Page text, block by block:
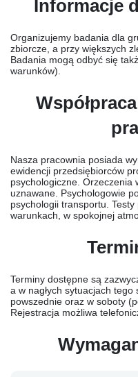
Informacje
Organizujemy badania dla
zbiorcze, a przy większych
Badania mogą odbyć się
warunków).
Nasza pracownia posiada
ewidencji przedsiębiorców
psychologiczne. Orzeczenia
uznawane. Psychologowie
psychologii transportu.
warunkach, w spokojnej
Terminy dostępne są
a w nagłych sytuacjach
powszednie oraz w soboty
Rejestracja możliwa